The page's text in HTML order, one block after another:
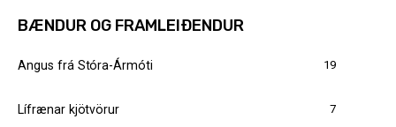
BÆNDUR OG FRAMLEIÐENDUR
Angus frá Stóra-Ármóti 19
Lífrænar kjötvörur 7